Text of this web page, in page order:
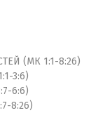
(МК 1:1-8:26)
3:6)
6:6)
8:26)